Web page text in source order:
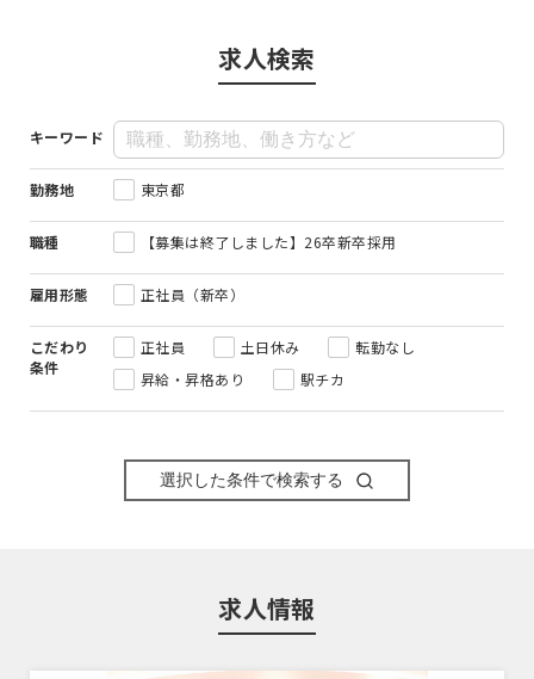
求人検索
キーワード
勤務地 東京都
職種 【募集は終了しました】26卒新卒採用
雇用形態 正社員（新卒）
こだわり
条件
正社員 土日休み
転勤なし
昇給・昇格あり
駅チカ
選択した条件で検索する
求人情報